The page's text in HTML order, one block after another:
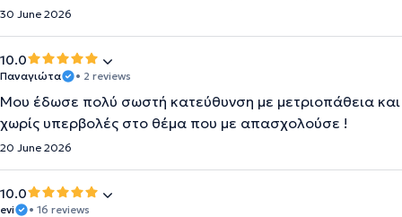
30 June 2026
10.0
Παναγιώτα • 2 reviews
Μου έδωσε πολύ σωστή κατεύθυνση με μετριοπάθεια και
χωρίς υπερβολές στο θέμα που με απασχολούσε !
20 June 2026
10.0
evi • 16 reviews